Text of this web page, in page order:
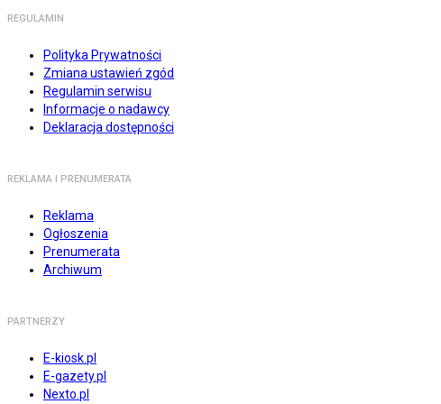
REGULAMIN
Polityka Prywatności
Zmiana ustawień zgód
Regulamin serwisu
Informacje o nadawcy
Deklaracja dostępności
REKLAMA I PRENUMERATA
Reklama
Ogłoszenia
Prenumerata
Archiwum
PARTNERZY
E-kiosk.pl
E-gazety.pl
Nexto.pl